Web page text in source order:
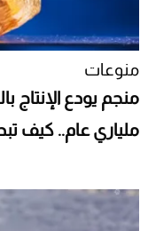
منوعات
منجم يودع
ملياري عام.. كيف